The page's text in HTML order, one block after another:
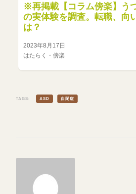
※再掲載【コラム傍楽】う
の実体験を調査。転職、向
は？
2023年8月17日
はたらく・傍楽
TAGS: ASD 自閉症